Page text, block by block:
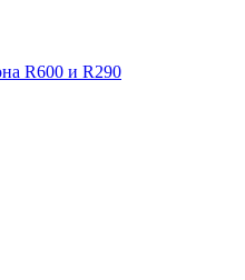
R600 и R290